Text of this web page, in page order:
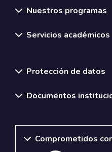
Nuestros programas
Servicios académicos
Protección de datos
Documentos
Comprometidos